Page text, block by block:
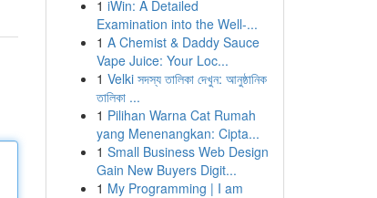
1 iWin: A Detailed
Examination into the Well-...
1 A Chemist & Daddy Sauce
Vape Juice: Your Loc...
1 Velki সদস্য তালিকা দেখুন: আনুষ্ঠানিক
তালিকা ...
1 Pilihan Warna Cat Rumah
yang Menenangkan: Cipta...
1 Small Business Web Design
Gain New Buyers Digit...
1 My Programming | I am